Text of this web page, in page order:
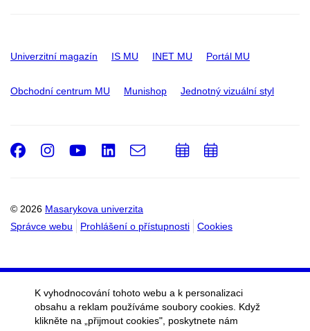
Univerzitní magazín IS MU INET MU Portál MU
Obchodní centrum MU Munishop Jednotný vizuální styl
© 2026 Masarykova univerzita
Správce webu
Prohlášení o přístupnosti Cookies
Facebook
Instagram
Youtube
LinkedIn
e-
PřidatPřidat
K vyhodnocování tohoto webu a k personalizaci
obsahu a reklam používáme soubory cookies. Když
klikněte na „přijmout cookies", poskytnete nám